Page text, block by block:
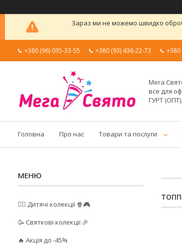
Зараз ми не можемо швидко
+380 (96) 035-33-55 +380 (93) 436-22-73 +380
Мега
все для
ГУРТ (ОПТ).
Головна Про нас Товари та послуги
🦸‍♂️ Дитячі колекції 🍿🎮
🥳 Святкові колекції 🎉
🔥 Акція до -45%